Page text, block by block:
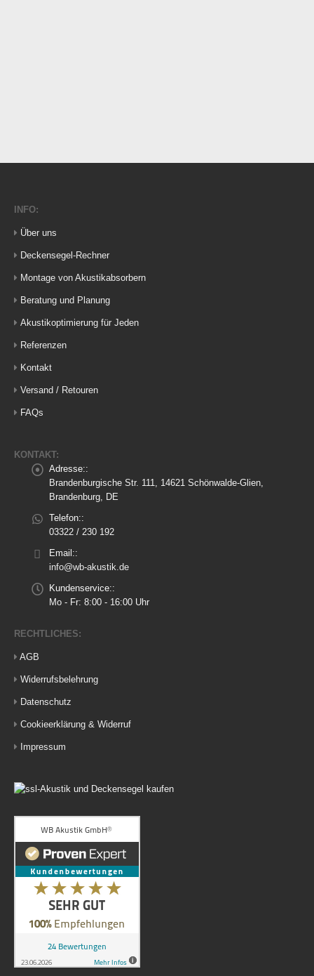
INFO:
Über uns
Deckensegel-Rechner
Montage von Akustikabsorbern
Beratung und Planung
Akustikoptimierung für Jeden
Referenzen
Kontakt
Versand / Retouren
FAQs
KONTAKT:
Adresse::
Brandenburgische Str. 111, 14621 Schönwalde-Glien,
Brandenburg, DE
Telefon::
03322 / 230 192
Email::
info@wb-akustik.de
Kundenservice::
Mo - Fr: 8:00 - 16:00 Uhr
RECHTLICHES:
AGB
Widerrufsbelehrung
Datenschutz
Cookieerklärung & Widerruf
Impressum